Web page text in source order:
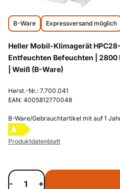
B-Ware Expressversand möglich
Heller Mobil-Klimagerät
Entfeuchten Befeuchten | 2800
| Weiß (B-Ware)
Herst.-Nr.: 7.700.041
EAN: 4005812770048
B-Ware/Gebrauchtartikel mit auf 1
A
Produktdatenblatt
- +